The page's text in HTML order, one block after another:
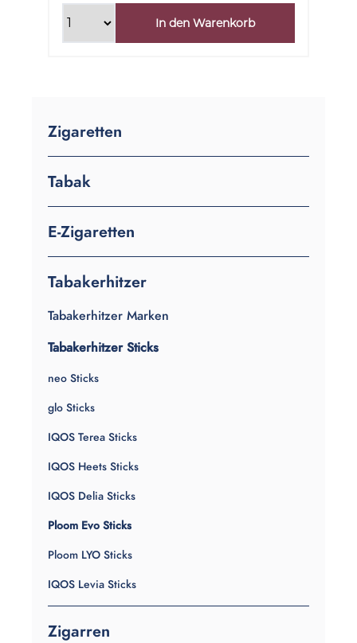
Zigaretten
Tabak
E-Zigaretten
Tabakerhitzer
Tabakerhitzer Marken
Tabakerhitzer Sticks
neo Sticks
glo Sticks
IQOS Terea Sticks
IQOS Heets Sticks
IQOS Delia Sticks
Ploom Evo Sticks
Ploom LYO Sticks
IQOS Levia Sticks
Zigarren
In den Warenkorb